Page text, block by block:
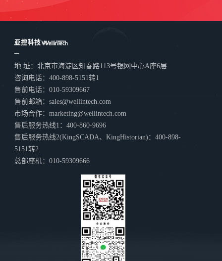
地 址：北京市海淀区知春路113号银网中心A座6层
咨询电话：400-898-5151转1
售前电话：010-59309667
售前邮箱：sales@wellintech.com
市场合作：marketing@wellintech.com
售后服务热线1：400-860-9696
售后服务热线2(KingSCADA、KingHistorian)：400-898-
5151转2
总部座机：010-59309666